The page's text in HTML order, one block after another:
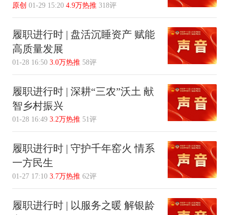
原创 01-29 15:20 4.9万热推 318评
履职进行时 | 盘活沉睡资产 赋能
高质量发展
01-28 16:50 3.0万热推 58评
履职进行时 | 深耕“三农”沃土 献
智乡村振兴
01-28 16:49 3.2万热推 51评
履职进行时 | 守护千年窑火 情系
一方民生
01-27 17:10 3.7万热推 62评
履职进行时 | 以服务之暖 解银龄